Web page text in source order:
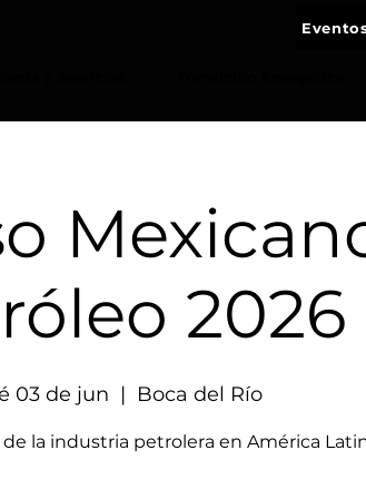
2026
03 de jun
  |
Boca del Río
la industria petrolera en América